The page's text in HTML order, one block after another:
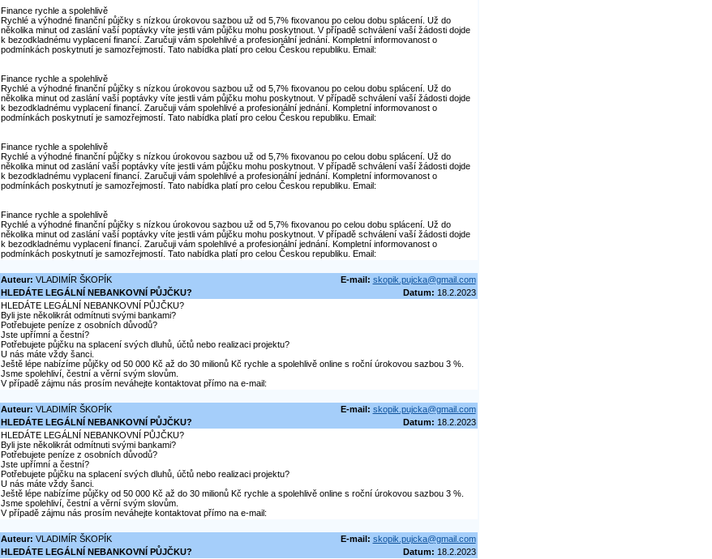
Finance rychle a spolehlivě
Rychlé a výhodné finanční půjčky s nízkou úrokovou sazbou už od 5,7% fixovanou po celou dobu splácení. Už do
několika minut od zaslání vaší poptávky víte jestli vám půjčku mohu poskytnout. V případě schválení vaší žádosti dojde
k bezodkladnému vyplacení financí. Zaručuji vám spolehlivé a profesionální jednání. Kompletní informovanost o
podmínkách poskytnutí je samozřejmostí. Tato nabídka platí pro celou Českou republiku. Email:
Finance rychle a spolehlivě
Rychlé a výhodné finanční půjčky s nízkou úrokovou sazbou už od 5,7% fixovanou po celou dobu splácení. Už do
několika minut od zaslání vaší poptávky víte jestli vám půjčku mohu poskytnout. V případě schválení vaší žádosti dojde
k bezodkladnému vyplacení financí. Zaručuji vám spolehlivé a profesionální jednání. Kompletní informovanost o
podmínkách poskytnutí je samozřejmostí. Tato nabídka platí pro celou Českou republiku. Email:
Finance rychle a spolehlivě
Rychlé a výhodné finanční půjčky s nízkou úrokovou sazbou už od 5,7% fixovanou po celou dobu splácení. Už do
několika minut od zaslání vaší poptávky víte jestli vám půjčku mohu poskytnout. V případě schválení vaší žádosti dojde
k bezodkladnému vyplacení financí. Zaručuji vám spolehlivé a profesionální jednání. Kompletní informovanost o
podmínkách poskytnutí je samozřejmostí. Tato nabídka platí pro celou Českou republiku. Email:
Finance rychle a spolehlivě
Rychlé a výhodné finanční půjčky s nízkou úrokovou sazbou už od 5,7% fixovanou po celou dobu splácení. Už do
několika minut od zaslání vaší poptávky víte jestli vám půjčku mohu poskytnout. V případě schválení vaší žádosti dojde
k bezodkladnému vyplacení financí. Zaručuji vám spolehlivé a profesionální jednání. Kompletní informovanost o
podmínkách poskytnutí je samozřejmostí. Tato nabídka platí pro celou Českou republiku. Email:
Auteur: VLADIMÍR ŠKOPÍK E-mail: skopik.pujcka@gmail.com
HLEDÁTE LEGÁLNÍ NEBANKOVNÍ PŮJČKU?
Datum: 18.2.2023
HLEDÁTE LEGÁLNÍ NEBANKOVNÍ PŮJČKU?
Byli jste několikrát odmítnuti svými bankami?
Potřebujete peníze z osobních důvodů?
Jste upřímní a čestní?
Potřebujete půjčku na splacení svých dluhů, účtů nebo realizaci projektu?
U nás máte vždy šanci.
Ještě lépe nabízíme půjčky od 50 000 Kč až do 30 milionů Kč rychle a spolehlivě online s roční úrokovou sazbou 3 %.
Jsme spolehliví, čestní a věrní svým slovům.
V případě zájmu nás prosím neváhejte kontaktovat přímo na e-mail:
Auteur: VLADIMÍR ŠKOPÍK E-mail: skopik.pujcka@gmail.com
HLEDÁTE LEGÁLNÍ NEBANKOVNÍ PŮJČKU?
Datum: 18.2.2023
HLEDÁTE LEGÁLNÍ NEBANKOVNÍ PŮJČKU?
Byli jste několikrát odmítnuti svými bankami?
Potřebujete peníze z osobních důvodů?
Jste upřímní a čestní?
Potřebujete půjčku na splacení svých dluhů, účtů nebo realizaci projektu?
U nás máte vždy šanci.
Ještě lépe nabízíme půjčky od 50 000 Kč až do 30 milionů Kč rychle a spolehlivě online s roční úrokovou sazbou 3 %.
Jsme spolehliví, čestní a věrní svým slovům.
V případě zájmu nás prosím neváhejte kontaktovat přímo na e-mail:
Auteur: VLADIMÍR ŠKOPÍK E-mail: skopik.pujcka@gmail.com
HLEDÁTE LEGÁLNÍ NEBANKOVNÍ PŮJČKU?
Datum: 18.2.2023